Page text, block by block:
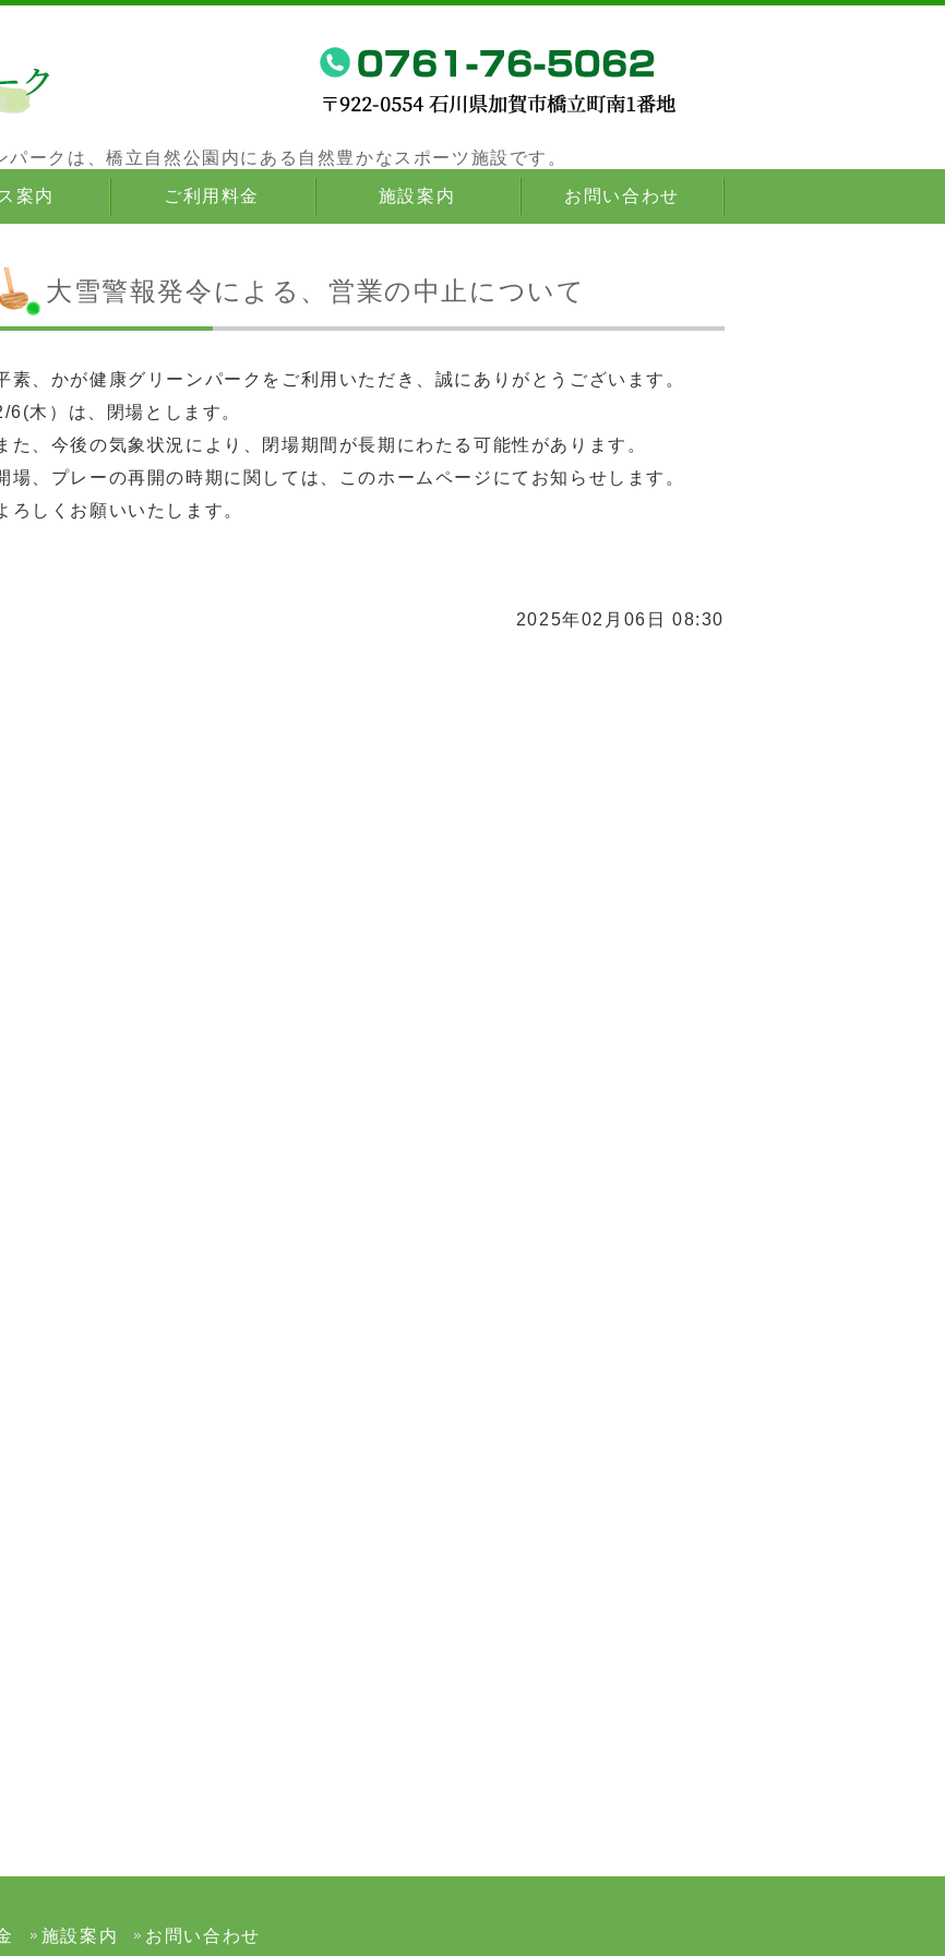
かが健康グリーンパークは、橋立自然公園内にある自然豊かなスポーツ施設です。
パークは、橋立自然公園内にある自然豊かなスポーツ施設です。
案内 ご利用料金 施設案内 お問い合わせ
大雪警報発令による、営業の中止について
素、かが健康グリーンパークをご利用いただき、誠にありがとうございます。
6(木）は、閉場とします。
た、今後の気象状況により、閉場期間が長期にわたる可能性があります。
場、プレーの再開の時期に関しては、このホームページにてお知らせします。
ろしくお願いいたします。
2025年02月06日 08:30
施設案内 お問い合わせ